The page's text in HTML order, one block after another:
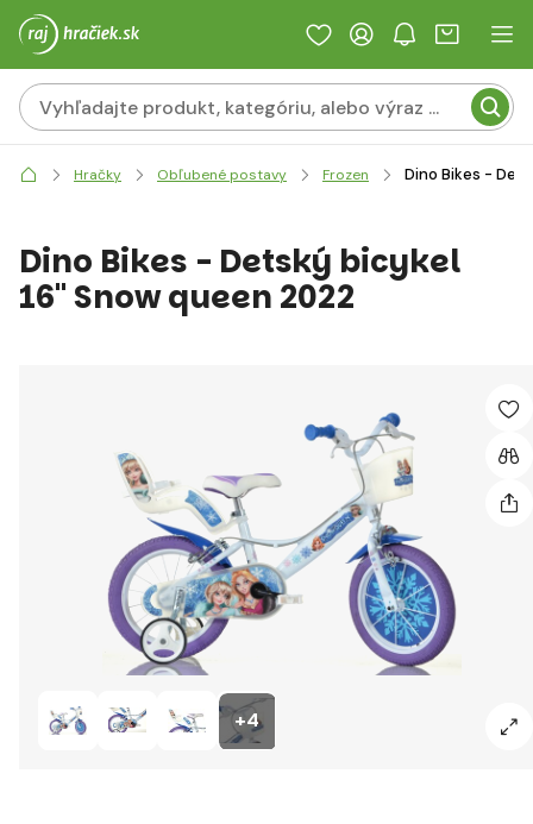
Hračky Obľubené postavy Frozen Dino Bikes -
+4
Dino Bikes - Detský bicykel
16" Snow queen 2022